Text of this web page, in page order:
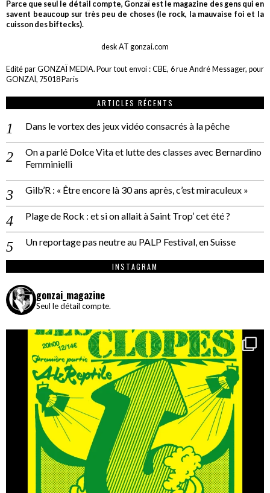
Parce que seul le détail compte, Gonzaï est le magazine des gens qui en
savent beaucoup sur très peu de choses (le rock, la mauvaise foi et la
cuisson des biftecks).
desk AT gonzai.com
Edité par GONZAÏ MEDIA. Pour tout envoi : CBE, 6 rue André Messager, pour
GONZAÏ, 75018 Paris
ARTICLES RÉCENTS
Dans le vortex des jeux vidéo consacrés à la pêche
On a parlé Dolce Vita et lutte des classes avec Bernardino
Femminielli
Gilb’R : « Être encore là 30 ans après, c’est miraculeux »
Plage de Rock : et si on allait à Saint Trop’ cet été ?
Un reportage pas neutre au PALP Festival, en Suisse
INSTAGRAM
gonzai_magazine
Seul le détail compte.